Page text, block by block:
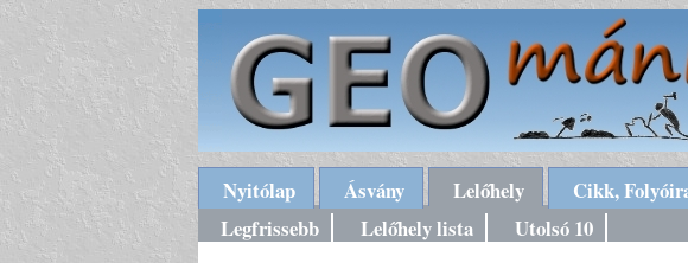
Nyitólap Ásvány Lelőhely Cikk,
Legfrissebb
Lelőhely lista Utolsó 10